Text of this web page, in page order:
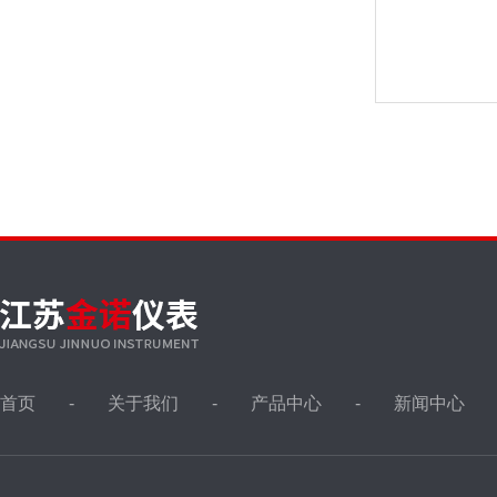
首页 关于我们 产品中心 新闻中心